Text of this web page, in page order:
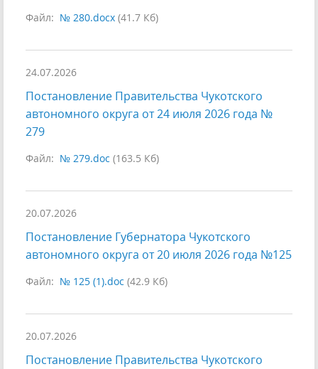
Файл: № 280.docx (41.7 Кб)
24.07.2026
Постановление Правительства Чукотского
автономного округа от 24 июля 2026 года №
279
Файл: № 279.doc (163.5 Кб)
20.07.2026
Постановление Губернатора Чукотского
автономного округа от 20 июля 2026 года №125
Файл: № 125 (1).doc (42.9 Кб)
20.07.2026
Постановление Правительства Чукотского